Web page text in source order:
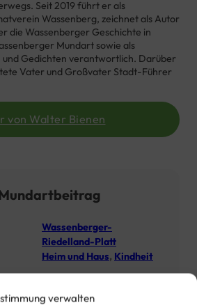
verwalten
Seit 2019 führt er als
Wassenberg, zeichnet als Autor
die Wassenberger Geschichte in
Mundart sowie als
Gedichten verantwortlich. Darüber
Vater und Großvater Stadt-Führer
von Walter Bienen
Wassenberger-
Riedelland-Platt
Heim und Haus, Kindheit